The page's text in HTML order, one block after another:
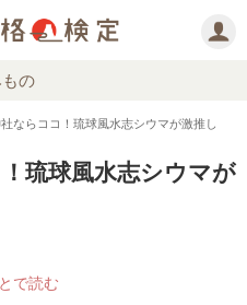
の
ならココ！琉球風水志シウマが激推し
琉球風水志シウマが
で読む